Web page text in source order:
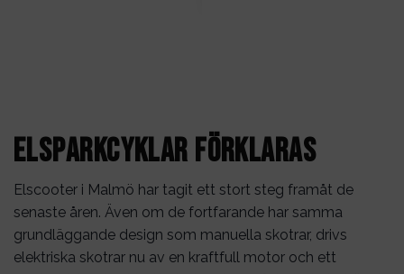
Elsparkcyklar förklaras
Elscooter i Malmö har tagit ett stort steg framåt de
senaste åren. Även om de fortfarande har samma
grundläggande design som manuella skotrar, drivs
elektriska skotrar nu av en kraftfull motor och ett